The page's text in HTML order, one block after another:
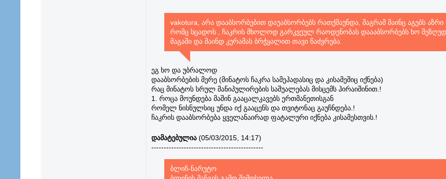
vakotura, არა დააბსორბებით დაუაბსორბებს რათქმაუნდა, მაგრამ მაინც აგებს აზრი
რომც სცადოს , ჩაკრის მხოლოდ გარკვეულ რაოდენობას დაააბსორბებს ხო
მაგაში და მაინდ კურამას ბრჭყალით თავი წაძვრება.
ეგ ხო და უბრალოდ
დააბსორბების მერე (მინატოს ჩაკრა სამეჰადასიც და კისამეშიც იქნება)
რაც მინატოს სრულ მანიპულირების საშუალებას მისცემს ჰირაიშინით.!
1. როცა მოუნდება მაშინ გააცალკავებს ერთმანეთისგან
რომელ ნისნულსიც უნდა იქ გააცენს და თვიტონაც გაუჩნდება.!
ჩაკრის დააბსორბება ყველანაირად ფატალური იქნება კისამესთვის.!
დამატებულია(05/03/2015, 14:17)
---------------------------------------------
ბლიჩ-ნარუტო